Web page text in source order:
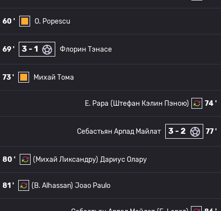
60 ' O. Popescu
69 ' 3 - 1 Флорин Тэнасе
73 ' Михай Тома
74 '
(Штефан Кэлин Пэною)
E. Papa
77 '
3 - 2
Себастьян Арпад Майлат
80 ' (Михай Ликсандру) Дариус Олару
81 ' (B. Alhassan) Joao Paulo